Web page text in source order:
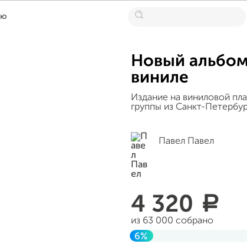
Новый
виниле
Издание на виниловой
группы из Санкт-
Павел Павел
4 320 a
из 63 000 собрано
6%